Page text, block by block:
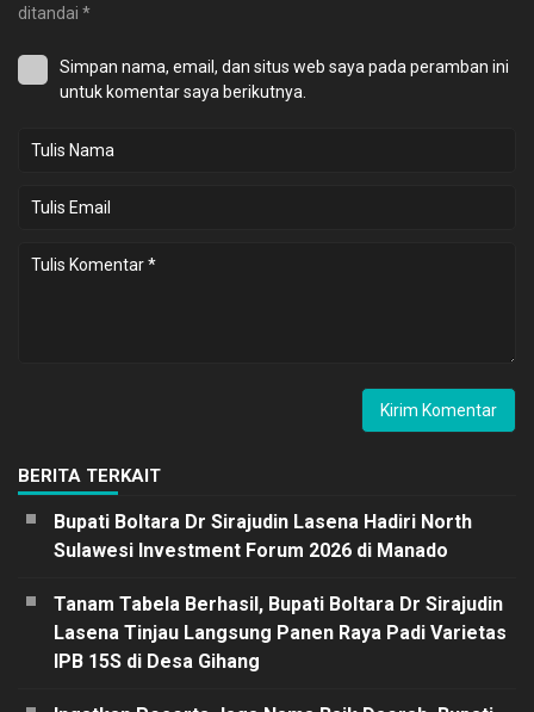
ditandai *
Simpan nama, email, dan situs web saya pada peramban ini
untuk komentar saya berikutnya.
BERITA TERKAIT
Bupati Boltara Dr Sirajudin Lasena Hadiri North
Sulawesi Investment Forum 2026 di Manado
Tanam Tabela Berhasil, Bupati Boltara Dr Sirajudin
Lasena Tinjau Langsung Panen Raya Padi Varietas
IPB 15S di Desa Gihang